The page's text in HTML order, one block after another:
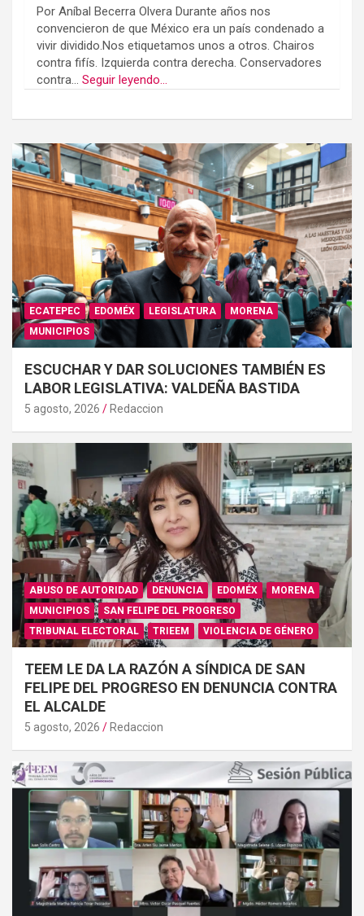
Por Aníbal Becerra Olvera Durante años nos
convencieron de que México era un país condenado a
vivir dividido.Nos etiquetamos unos a otros. Chairos
contra fifís. Izquierda contra derecha. Conservadores
contra... Seguir leyendo...
ECATEPEC EDOMÉX LEGISLATURA
MORENA
MUNICIPIOS
ESCUCHAR Y DAR SOLUCIONES TAMBIÉN ES
LABOR LEGISLATIVA: VALDEÑA BASTIDA
5 agosto, 2026 Redaccion
ABUSO DE AUTORIDAD DENUNCIA EDOMÉX
MORENA
MUNICIPIOS
SAN FELIPE DEL PROGRESO
TRIBUNAL ELECTORAL
TRIEEM VIOLENCIA DE GÉNERO
TEEM LE DA LA RAZÓN A SÍNDICA DE SAN
FELIPE DEL PROGRESO EN DENUNCIA CONTRA
EL ALCALDE
5 agosto, 2026 Redaccion